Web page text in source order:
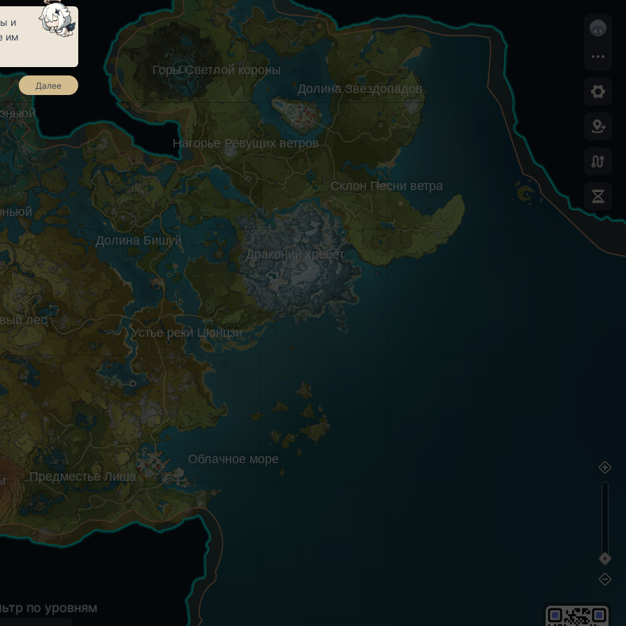
Драконий хребет
Долина Звездопадов
Нагорье Ревущих ветров
Склон Песни ветра
Горы Светлой короны
Долина Бишуй
Устье реки Цюнцзи
лес
Предместье Лиша
Облачное море
по уровням
и
им
Далее